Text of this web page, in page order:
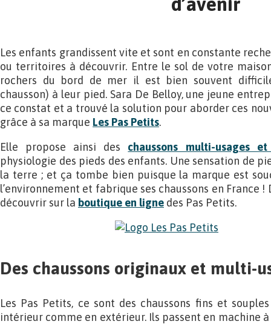
Les enfants grandissent vite et sont en constante
ou territoires à découvrir. Entre le sol de votre
rochers du bord de mer il est bien souvent
chausson) à leur pied. Sara De Belloy, une jeune
ce constat et a trouvé la solution pour aborder ces
grâce à sa marque Les Pas Petits.
Elle propose ainsi des chaussons multi-usages
physiologie des pieds des enfants. Une sensation de
la terre ; et ça tombe bien puisque la marque est
l’environnement et fabrique ses chaussons en France
découvrir sur la boutique en ligne des Pas Petits.
Des chaussons originaux et multi-
Les Pas Petits, ce sont des chaussons fins et
intérieur comme en extérieur. Ils passent en machine